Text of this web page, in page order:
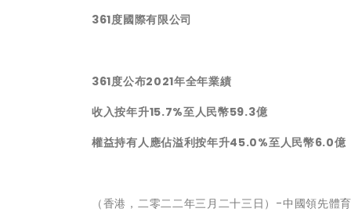
361度國際有限公司
361度公布2021年全年業績
收入按年升15.7%至人民幣59.3億
權益持有人應佔溢利按年升45.0%至人民幣6.0億
（香港，二零二二年三月二十三日）-中國領先體